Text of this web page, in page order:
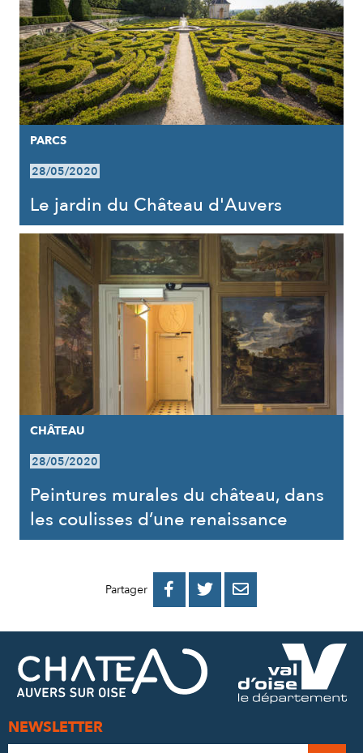
PARCS
28/05/2020
Le jardin du Château d'Auvers
CHÂTEAU
28/05/2020
Peintures murales du château, dans
les coulisses d’une renaissance
Partager 
PARTAGER
FACEBOOK
PARTAGER
PARTAGER
MAIL
NEWSLETTER